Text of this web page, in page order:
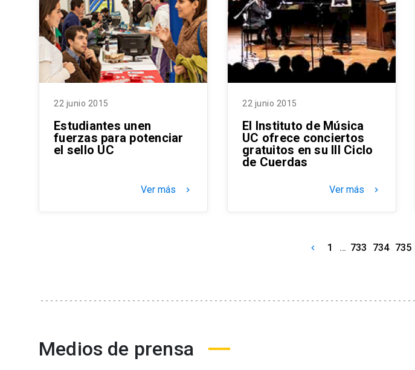
22 junio 2015
Estudiantes unen
fuerzas para potenciar
el sello UC
Ver más keyboard_arrow_right
22 junio 2015
El Instituto de Música
UC ofrece conciertos
gratuitos en su III Ciclo
de Cuerdas
Ver más keyboard_arrow_right
keyboard_arrow_left 1 … 733 734 735
Medios de prensa